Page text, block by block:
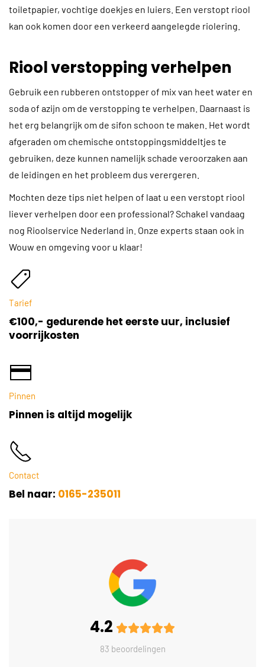
toiletpapier, vochtige doekjes en luiers. Een verstopt riool
kan ook komen door een verkeerd aangelegde riolering.
Riool verstopping verhelpen
Gebruik een rubberen ontstopper of mix van heet water en
soda of azijn om de verstopping te verhelpen. Daarnaast is
het erg belangrijk om de sifon schoon te maken. Het wordt
afgeraden om chemische ontstoppingsmiddeltjes te
gebruiken, deze kunnen namelijk schade veroorzaken aan
de leidingen en het probleem dus verergeren.
Mochten deze tips niet helpen of laat u een verstopt riool
liever verhelpen door een professional? Schakel vandaag
nog Rioolservice Nederland in. Onze experts staan ook in
Wouw en omgeving voor u klaar!
Tarief
€100,- gedurende het eerste uur, inclusief
voorrijkosten
Pinnen
Pinnen is altijd mogelijk
Contact
Bel naar: 0165-235011
4.2
83 beoordelingen